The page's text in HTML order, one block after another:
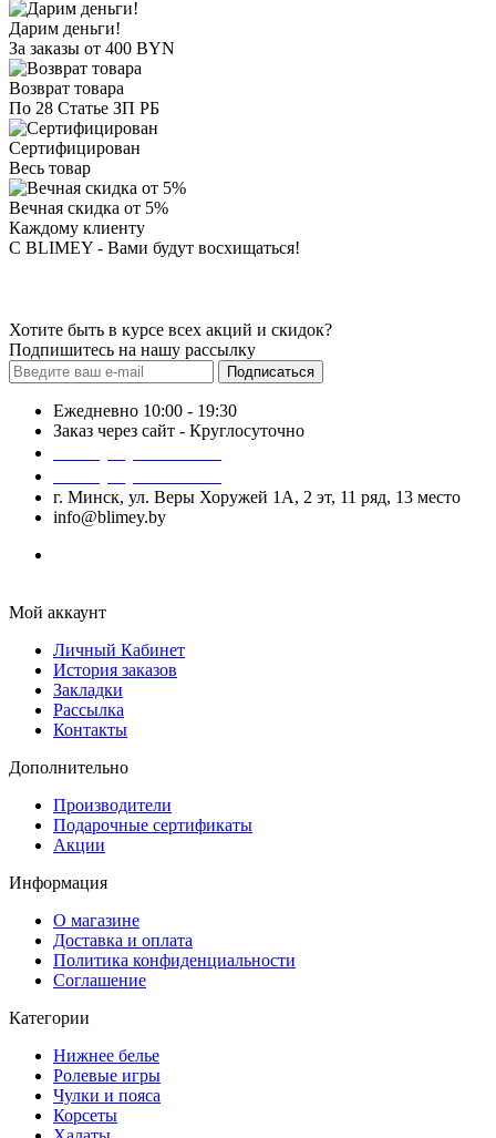
Дарим деньги!
За заказы от 400 BYN
Возврат товара
По 28 Статье ЗП РБ
Сертифицирован
Весь товар
Вечная скидка от 5%
Каждому клиенту
С BLIMEY - Вами будут восхищаться!
Хотите быть в курсе всех акций и скидок?
Подпишитесь на нашу рассылку
Подписаться
Ежедневно 10:00 - 19:30
Заказ через сайт - Круглосуточно
г. Минск, ул. Веры Хоружей 1А, 2 эт, 11 ряд, 13 место
info@blimey.by
Мой аккаунт
Личный Кабинет
История заказов
Закладки
Рассылка
Контакты
Дополнительно
Производители
Подарочные сертификаты
Акции
Информация
О магазине
Доставка и оплата
Политика конфиденциальности
Соглашение
Категории
Нижнее белье
Ролевые игры
Чулки и пояса
Корсеты